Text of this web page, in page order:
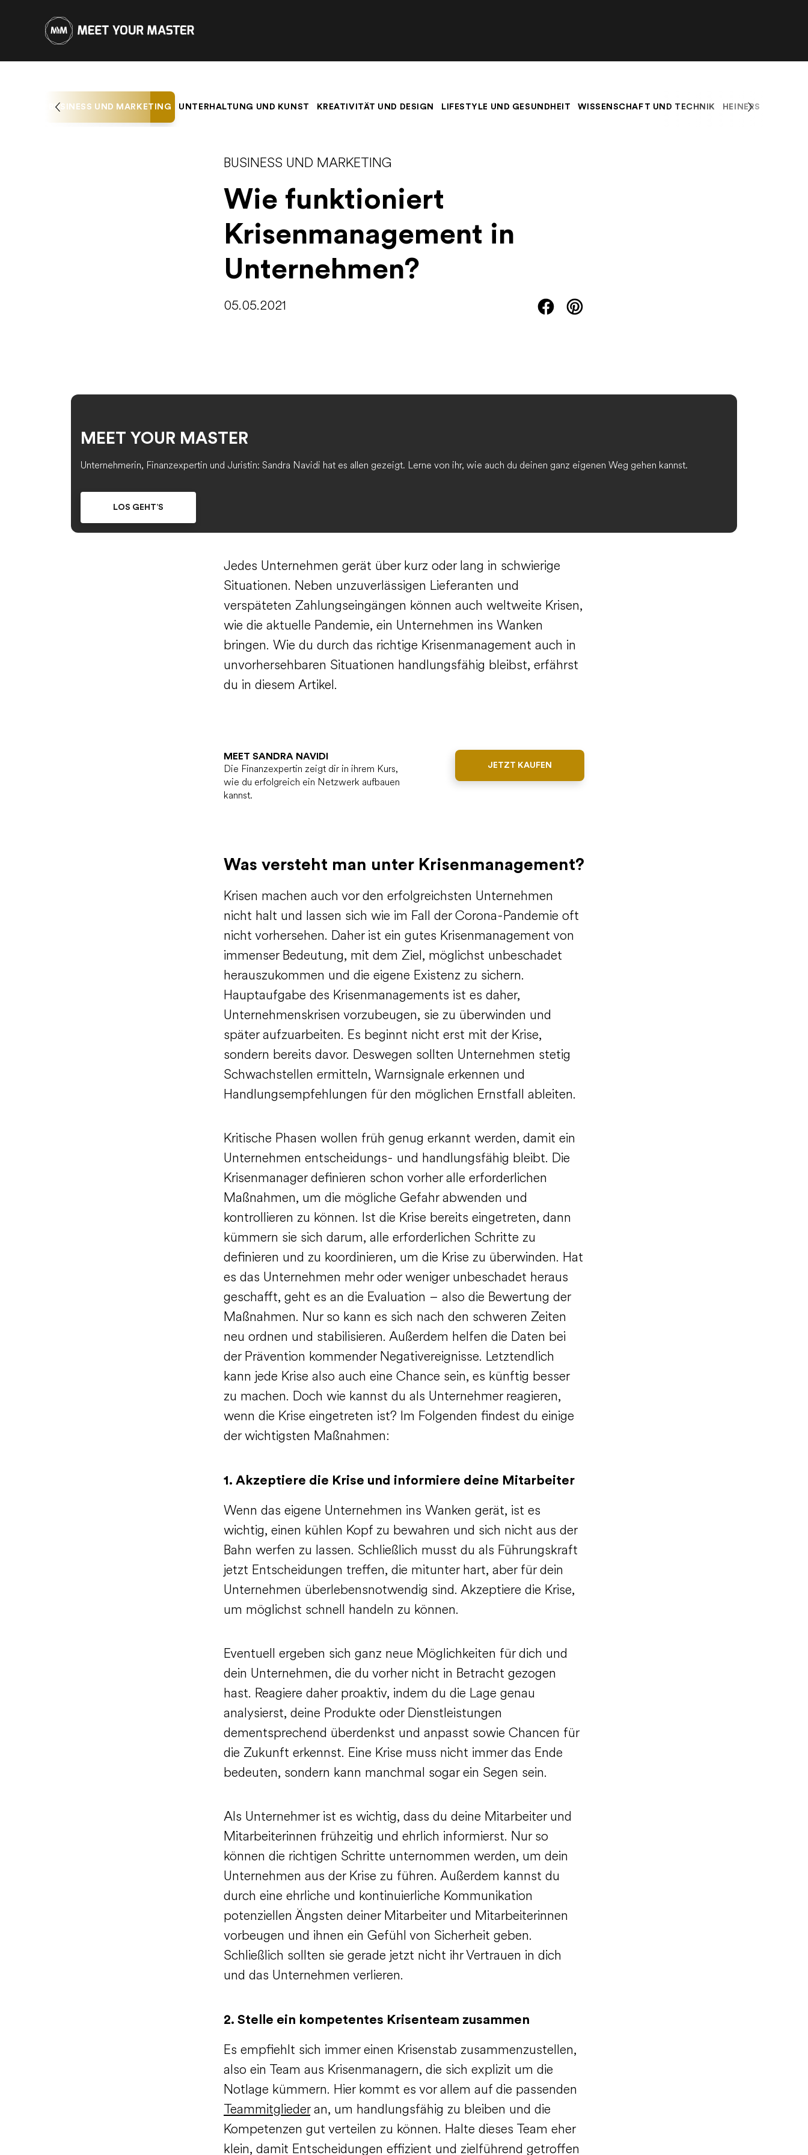
BUSINESS UND MARKETING UNTERHALTUNG UND KUNST KREATIVITÄT UND DESIGN LIFESTYLE UND GESUNDHEIT WISSENSCHAFT UND TECHNIK HEINERS BLOG
BUSINESS UND MARKETING
Wie funktioniert
Krisenmanagement in
Unternehmen?
05.05.2021
MEET YOUR MASTER
Unternehmerin, Finanzexpertin und Juristin: Sandra Navidi hat es allen gezeigt. Lerne von ihr, wie auch du deinen ganz eigenen Weg gehen kannst.
LOS GEHT’S
Jedes Unternehmen gerät über kurz oder lang in schwierige
Situationen. Neben unzuverlässigen Lieferanten und
verspäteten Zahlungseingängen können auch weltweite Krisen,
wie die aktuelle Pandemie, ein Unternehmen ins Wanken
bringen. Wie du durch das richtige Krisenmanagement auch in
unvorhersehbaren Situationen handlungsfähig bleibst, erfährst
du in diesem Artikel.
MEET SANDRA NAVIDI
Die Finanzexpertin zeigt dir in ihrem Kurs,
wie du erfolgreich ein Netzwerk aufbauen
kannst.
JETZT KAUFEN
Was versteht man unter Krisenmanagement?
Krisen machen auch vor den erfolgreichsten Unternehmen
nicht halt und lassen sich wie im Fall der Corona-Pandemie oft
nicht vorhersehen. Daher ist ein gutes Krisenmanagement von
immenser Bedeutung, mit dem Ziel, möglichst unbeschadet
herauszukommen und die eigene Existenz zu sichern.
Hauptaufgabe des Krisenmanagements ist es daher,
Unternehmenskrisen vorzubeugen, sie zu überwinden und
später aufzuarbeiten. Es beginnt nicht erst mit der Krise,
sondern bereits davor. Deswegen sollten Unternehmen stetig
Schwachstellen ermitteln, Warnsignale erkennen und
Handlungsempfehlungen für den möglichen Ernstfall ableiten.
Kritische Phasen wollen früh genug erkannt werden, damit ein
Unternehmen entscheidungs- und handlungsfähig bleibt. Die
Krisenmanager definieren schon vorher alle erforderlichen
Maßnahmen, um die mögliche Gefahr abwenden und
kontrollieren zu können. Ist die Krise bereits eingetreten, dann
kümmern sie sich darum, alle erforderlichen Schritte zu
definieren und zu koordinieren, um die Krise zu überwinden. Hat
es das Unternehmen mehr oder weniger unbeschadet heraus
geschafft, geht es an die Evaluation – also die Bewertung der
Maßnahmen. Nur so kann es sich nach den schweren Zeiten
neu ordnen und stabilisieren. Außerdem helfen die Daten bei
der Prävention kommender Negativereignisse. Letztendlich
kann jede Krise also auch eine Chance sein, es künftig besser
zu machen. Doch wie kannst du als Unternehmer reagieren,
wenn die Krise eingetreten ist? Im Folgenden findest du einige
der wichtigsten Maßnahmen:
1. Akzeptiere die Krise und informiere deine Mitarbeiter
Wenn das eigene Unternehmen ins Wanken gerät, ist es
wichtig, einen kühlen Kopf zu bewahren und sich nicht aus der
Bahn werfen zu lassen. Schließlich musst du als Führungskraft
jetzt Entscheidungen treffen, die mitunter hart, aber für dein
Unternehmen überlebensnotwendig sind. Akzeptiere die Krise,
um möglichst schnell handeln zu können.
Eventuell ergeben sich ganz neue Möglichkeiten für dich und
dein Unternehmen, die du vorher nicht in Betracht gezogen
hast. Reagiere daher proaktiv, indem du die Lage genau
analysierst, deine Produkte oder Dienstleistungen
dementsprechend überdenkst und anpasst sowie Chancen für
die Zukunft erkennst. Eine Krise muss nicht immer das Ende
bedeuten, sondern kann manchmal sogar ein Segen sein.
Als Unternehmer ist es wichtig, dass du deine Mitarbeiter und
Mitarbeiterinnen frühzeitig und ehrlich informierst. Nur so
können die richtigen Schritte unternommen werden, um dein
Unternehmen aus der Krise zu führen. Außerdem kannst du
durch eine ehrliche und kontinuierliche Kommunikation
potenziellen Ängsten deiner Mitarbeiter und Mitarbeiterinnen
vorbeugen und ihnen ein Gefühl von Sicherheit geben.
Schließlich sollten sie gerade jetzt nicht ihr Vertrauen in dich
und das Unternehmen verlieren.
2. Stelle ein kompetentes Krisenteam zusammen
Es empfiehlt sich immer einen Krisenstab zusammenzustellen,
also ein Team aus Krisenmanagern, die sich explizit um die
Notlage kümmern. Hier kommt es vor allem auf die passenden
Teammitgliederan, um handlungsfähig zu bleiben und die
Kompetenzen gut verteilen zu können. Halte dieses Team eher
klein, damit Entscheidungen effizient und zielführend getroffen